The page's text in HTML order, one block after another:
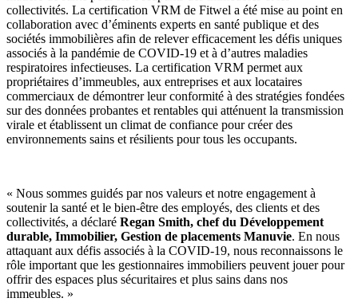
collectivités. La certification VRM de Fitwel a été mise au point en
collaboration avec d’éminents experts en santé publique et des
sociétés immobilières afin de relever efficacement les défis uniques
associés à la pandémie de COVID-19 et à d’autres maladies
respiratoires infectieuses. La certification VRM permet aux
propriétaires d’immeubles, aux entreprises et aux locataires
commerciaux de démontrer leur conformité à des stratégies fondées
sur des données probantes et rentables qui atténuent la transmission
virale et établissent un climat de confiance pour créer des
environnements sains et résilients pour tous les occupants.
« Nous sommes guidés par nos valeurs et notre engagement à
soutenir la santé et le bien-être des employés, des clients et des
collectivités, a déclaré Regan Smith, chef du Développement
durable, Immobilier, Gestion de placements Manuvie. En nous
attaquant aux défis associés à la COVID-19, nous reconnaissons le
rôle important que les gestionnaires immobiliers peuvent jouer pour
offrir des espaces plus sécuritaires et plus sains dans nos
immeubles. »